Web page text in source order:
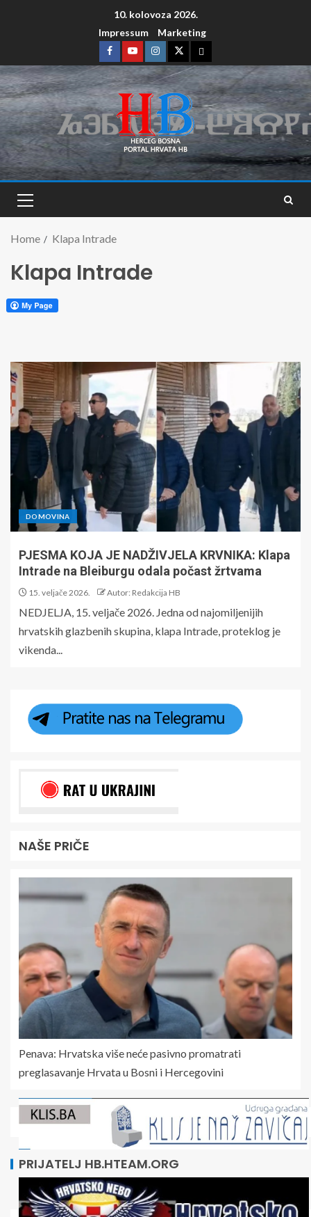
10. kolovoza 2026.
Impressum
Marketing
Home Klapa Intrade
Klapa Intrade
DOMOVINA
PJESMA KOJA JE NADŽIVJELA KRVNIKA: Klapa
Intrade na Bleiburgu odala počast žrtvama
15. veljače 2026. Autor: Redakcija HB
NEDJELJA, 15. veljače 2026. Jedna od najomiljenijih
hrvatskih glazbenih skupina, klapa Intrade, proteklog je
vikenda...
NAŠE PRIČE
Penava: Hrvatska više neće pasivno promatrati
preglasavanje Hrvata u Bosni i Hercegovini
PRIJATELJ HB.HTEAM.ORG